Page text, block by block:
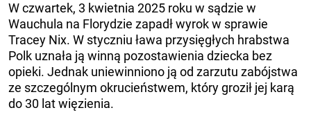
W czwartek, 3 kwietnia 2025 roku w sądzie w
Wauchula na Florydzie zapadł wyrok w sprawie
Tracey Nix. W styczniu ława przysięgłych hrabstwa
Polk uznała ją winną pozostawienia dziecka bez
opieki. Jednak uniewinniono ją od zarzutu zabójstwa
ze szczególnym okrucieństwem, który groził jej karą
do 30 lat więzienia.